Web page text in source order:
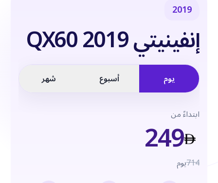
2019
إنفينيتي QX60 2019
يوم أسبوع شهر
ابتداءً من249714يوم